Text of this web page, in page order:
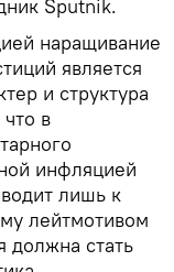
Sputnik.
наращивание
является
и структура
в
инфляцией
лишь к
лейтмотивом
должна стать